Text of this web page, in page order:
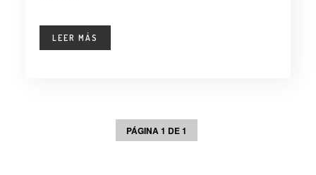
LEER MÁS
PÁGINA 1 DE 1